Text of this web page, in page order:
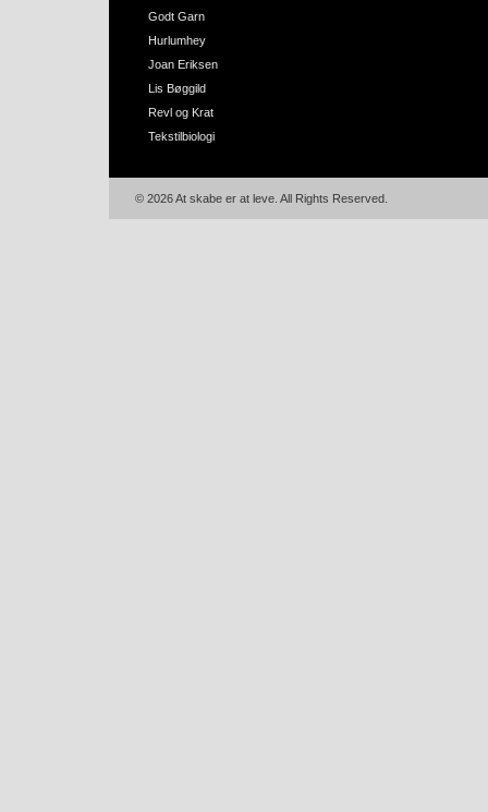
Godt Garn
Hurlumhey
Joan Eriksen
Lis Bøggild
Revl og Krat
Tekstilbiologi
© 2026 At skabe er at leve. All Rights Reserved.